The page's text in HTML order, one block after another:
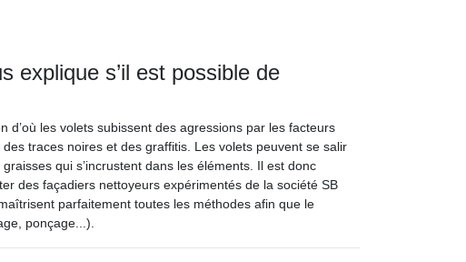
explique s’il est possible de
d’où les volets subissent des agressions par les facteurs
traces noires et des graffitis. Les volets peuvent se salir
qui s’incrustent dans les éléments. Il est donc
des façadiers nettoyeurs expérimentés de la société SB
parfaitement toutes les méthodes afin que le
ponçage...).